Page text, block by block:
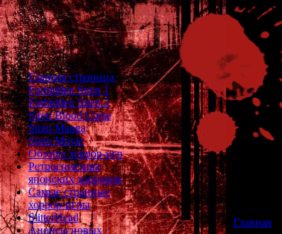
Главная страница
Forbidden Siren 1
Forbidden Siren 2
Siren Blood Curse
Siren Manga
Siren Movie
Обзоры хоррор-игр
Ретроспектива
японских хорроров
Самые странные
хоррор-игры
SlitterHead
Анонсы новых
Главная